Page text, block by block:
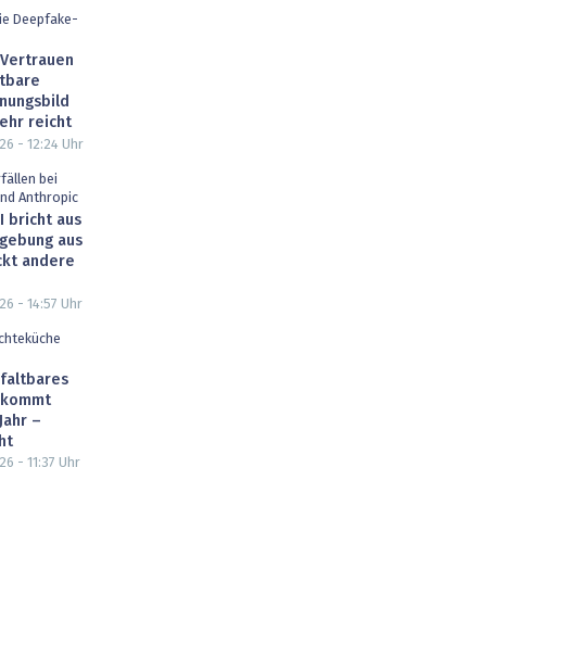
Deepfake-
reicht
- 12:24 Uhr
bei
Anthropic
bricht aus
aus
andere
- 14:57 Uhr
–
- 11:37 Uhr